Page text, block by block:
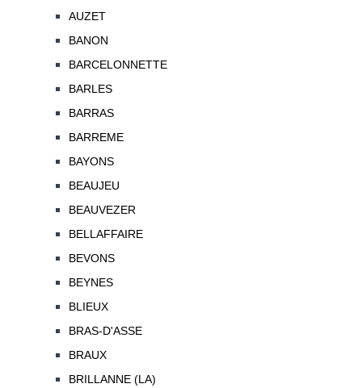
AUZET
BANON
BARCELONNETTE
BARLES
BARRAS
BARREME
BAYONS
BEAUJEU
BEAUVEZER
BELLAFFAIRE
BEVONS
BEYNES
BLIEUX
BRAS-D'ASSE
BRAUX
BRILLANNE (LA)